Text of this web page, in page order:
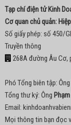
Tạp chí điện tử Kinh
Cơ quan chủ quản:
Số giấy phép: số 450/
Truyền thông
268A đường Âu Cơ,
Phó Tổng biên tập: Ông
Tổng thư ký: Ông
Email:
Mọi thông tin bạn đọc